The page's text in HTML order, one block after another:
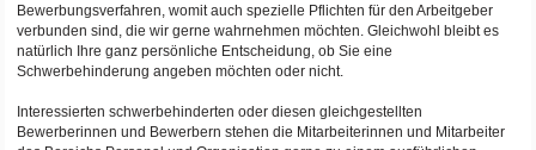
Bewerbungsverfahren, womit auch spezielle Pflichten für den Arbeitgeber
verbunden sind, die wir gerne wahrnehmen möchten. Gleichwohl bleibt es
natürlich Ihre ganz persönliche Entscheidung, ob Sie eine
Schwerbehinderung angeben möchten oder nicht.
Interessierten schwerbehinderten oder diesen gleichgestellten
Bewerberinnen und Bewerbern stehen die Mitarbeiterinnen und Mitarbeiter